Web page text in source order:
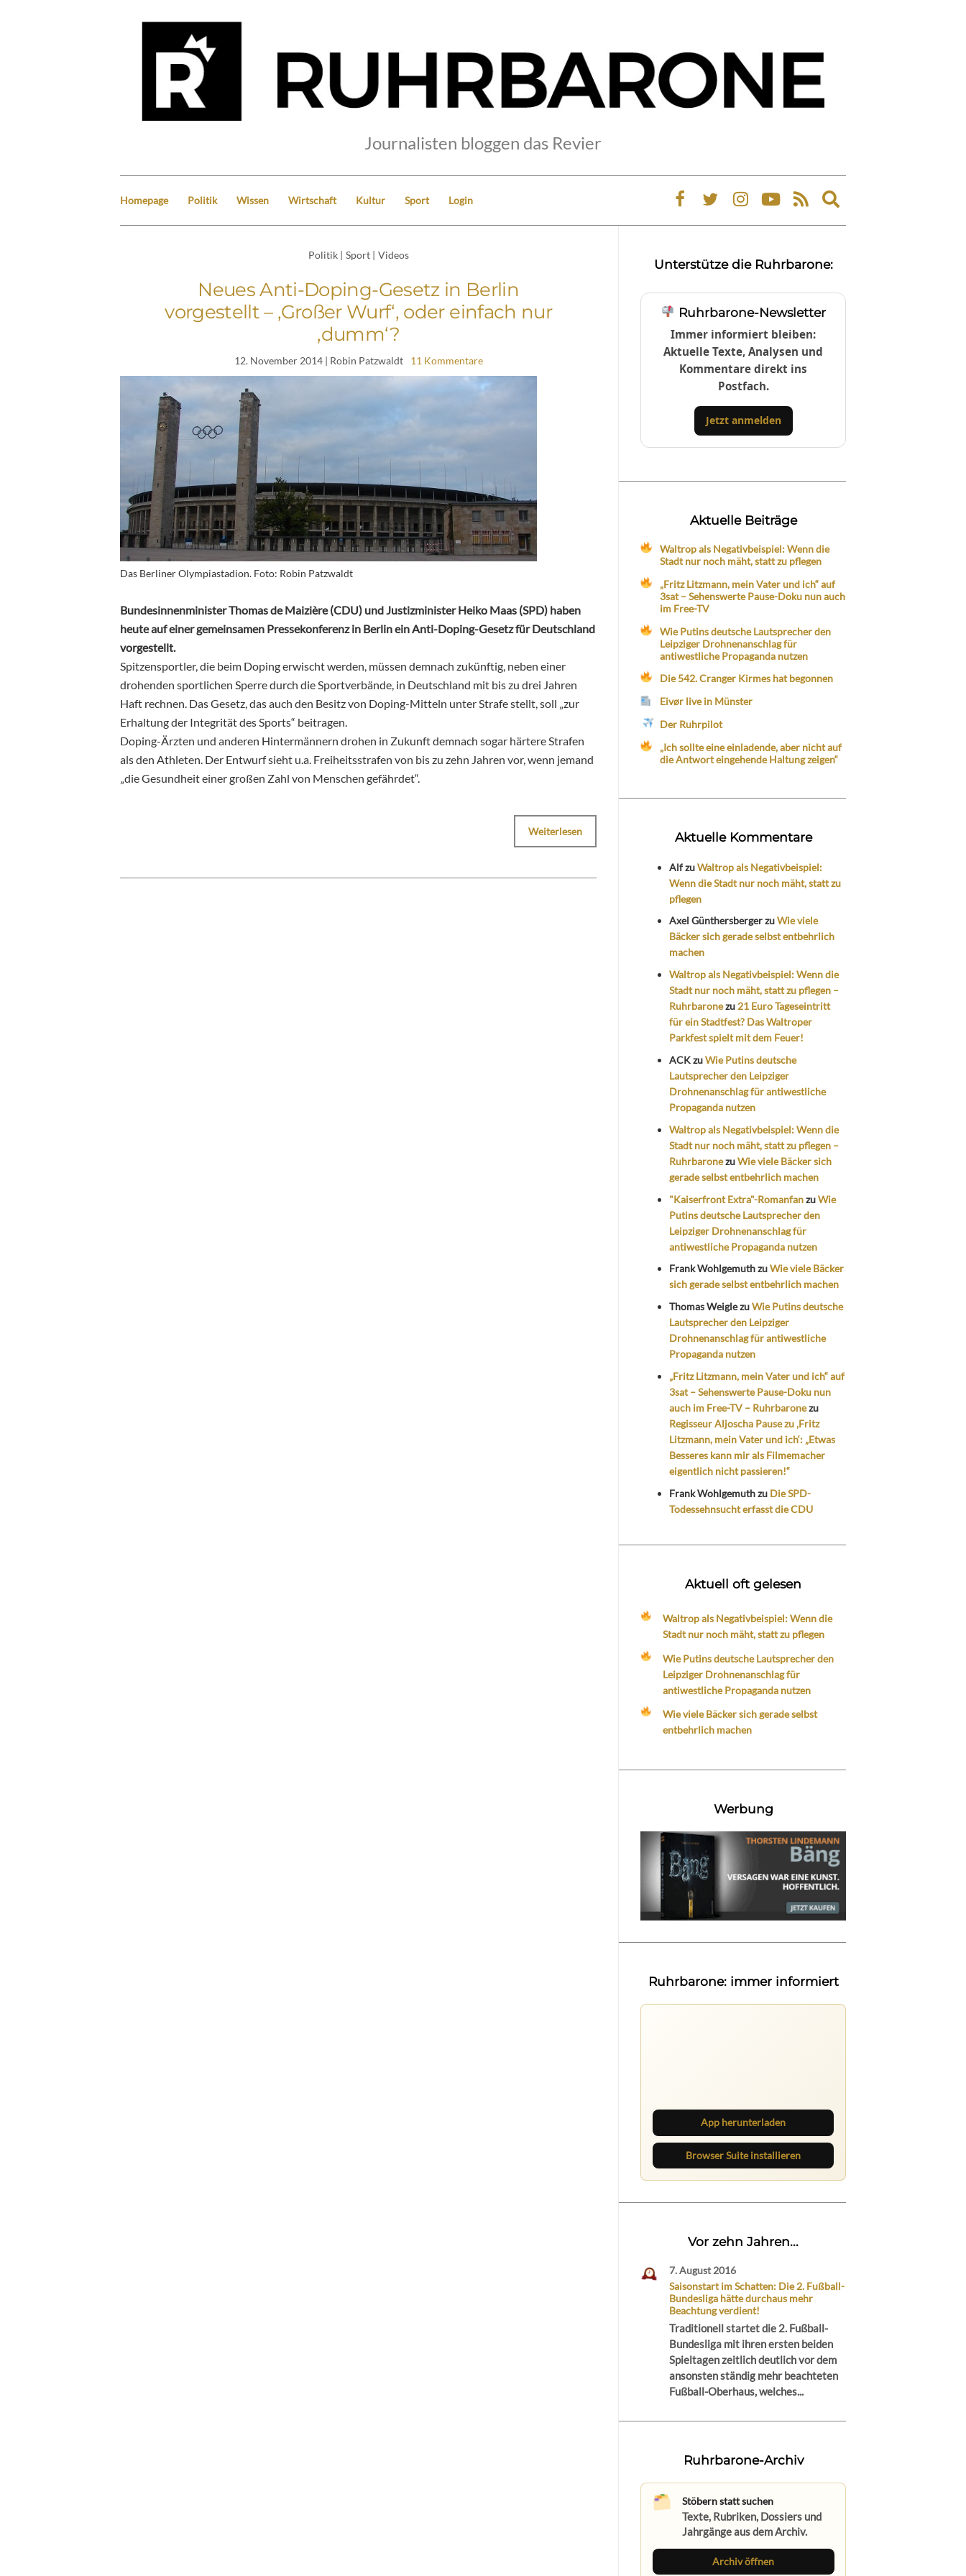
Journalisten bloggen das Revier
Homepage Politik Wissen Wirtschaft Kultur Sport Login
Expand
search
Politik | Sport | Videos
Neues Anti-Doping-Gesetz in Berlin
vorgestellt – ‚Großer Wurf‘, oder einfach nur
‚dumm‘?
12. November 2014| Robin Patzwaldt 11 Kommentare
Das Berliner Olympiastadion. Foto: Robin Patzwaldt
Bundesinnenminister Thomas de Maizière (CDU) und Justizminister Heiko Maas (SPD) haben
heute auf einer gemeinsamen Pressekonferenz in Berlin ein Anti-Doping-Gesetz für Deutschland
vorgestellt.
Spitzensportler, die beim Doping erwischt werden, müssen demnach zukünftig, neben einer
drohenden sportlichen Sperre durch die Sportverbände, in Deutschland mit bis zu drei Jahren
Haft rechnen. Das Gesetz, das auch den Besitz von Doping-Mitteln unter Strafe stellt, soll „zur
Erhaltung der Integrität des Sports“ beitragen.
Doping-Ärzten und anderen Hintermännern drohen in Zukunft demnach sogar härtere Strafen
als den Athleten. Der Entwurf sieht u.a. Freiheitsstrafen von bis zu zehn Jahren vor, wenn jemand
„die Gesundheit einer großen Zahl von Menschen gefährdet“.
Weiterlesen
Unterstütze die Ruhrbarone:
Ruhrbarone-Newsletter
Immer informiert bleiben:
Aktuelle Texte, Analysen und
Kommentare direkt ins
Postfach.
Jetzt anmelden
Aktuelle Beiträge
Waltrop als Negativbeispiel: Wenn die
Stadt nur noch mäht, statt zu pflegen
„Fritz Litzmann, mein Vater und ich“ auf
3sat – Sehenswerte Pause-Doku nun auch
im Free-TV
Wie Putins deutsche Lautsprecher den
Leipziger Drohnenanschlag für
antiwestliche Propaganda nutzen
Die 542. Cranger Kirmes hat begonnen
Eivør live in Münster
Der Ruhrpilot
„Ich sollte eine einladende, aber nicht auf
die Antwort eingehende Haltung zeigen“
Aktuelle Kommentare
AlfzuWaltrop als Negativbeispiel:
Wenn die Stadt nur noch mäht, statt zu
pflegen
Axel GünthersbergerzuWie viele
Bäcker sich gerade selbst entbehrlich
machen
Waltrop als Negativbeispiel: Wenn die
Stadt nur noch mäht, statt zu pflegen –
Ruhrbaronezu 21 Euro Tageseintritt
für ein Stadtfest? Das Waltroper
Parkfest spielt mit dem Feuer!
ACKzuWie Putins deutsche
Lautsprecher den Leipziger
Drohnenanschlag für antiwestliche
Propaganda nutzen
Waltrop als Negativbeispiel: Wenn die
Stadt nur noch mäht, statt zu pflegen –
RuhrbaronezuWie viele Bäcker sich
gerade selbst entbehrlich machen
"Kaiserfront Extra"-RomanfanzuWie
Putins deutsche Lautsprecher den
Leipziger Drohnenanschlag für
antiwestliche Propaganda nutzen
Frank WohlgemuthzuWie viele Bäcker
sich gerade selbst entbehrlich machen
Thomas WeiglezuWie Putins deutsche
Lautsprecher den Leipziger
Drohnenanschlag für antiwestliche
Propaganda nutzen
„Fritz Litzmann, mein Vater und ich“ auf
3sat – Sehenswerte Pause-Doku nun
auch im Free-TV – Ruhrbaronezu
Regisseur Aljoscha Pause zu ‚Fritz
Litzmann, mein Vater und ich‘: „Etwas
Besseres kann mir als Filmemacher
eigentlich nicht passieren!“
Frank Wohlgemuthzu Die SPD-
Todessehnsucht erfasst die CDU
Aktuell oft gelesen
Waltrop als Negativbeispiel: Wenn die
Stadt nur noch mäht, statt zu pflegen
Wie Putins deutsche Lautsprecher den
Leipziger Drohnenanschlag für
antiwestliche Propaganda nutzen
Wie viele Bäcker sich gerade selbst
entbehrlich machen
Werbung
Ruhrbarone: immer informiert
App herunterladen
Browser Suite installieren
Vor zehn Jahren...
7. August 2016
Saisonstart im Schatten: Die 2. Fußball-
Bundesliga hätte durchaus mehr
Beachtung verdient!
Traditionell startet die 2. Fußball-
Bundesliga mit ihren ersten beiden
Spieltagen zeitlich deutlich vor dem
ansonsten ständig mehr beachteten
Fußball-Oberhaus, welches...
Ruhrbarone-Archiv
Stöbern statt suchen
Texte, Rubriken, Dossiers und
Jahrgänge aus dem Archiv.
Archiv öffnen